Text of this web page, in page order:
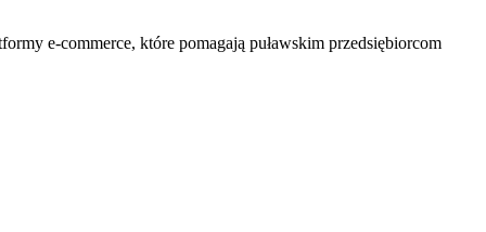
e-commerce, które pomagają puławskim przedsiębiorcom